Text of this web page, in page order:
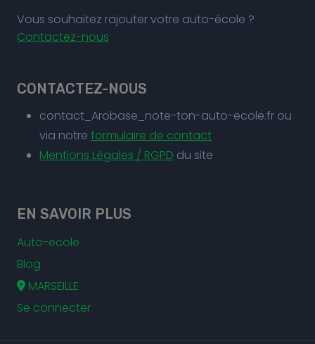
Vous souhaitez rajouter votre auto-école ?
Contactez-nous
CONTACTEZ-NOUS
contact_Arobase_note-ton-auto-ecole.fr ou
via notre formulaire de contact
Mentions Légales / RGPD du site
EN SAVOIR PLUS
Auto-ecole
Blog
MARSEILLE
Se connecter